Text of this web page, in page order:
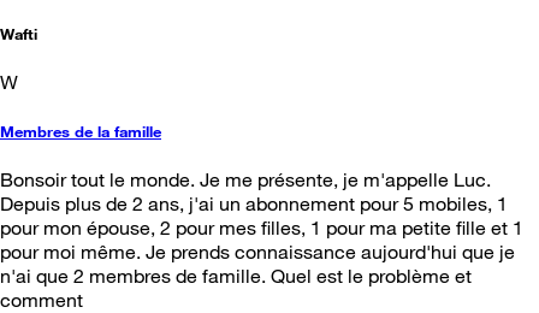
Wafti
W
Membres de la famille
Bonsoir tout le monde. Je me présente, je m'appelle Luc.
Depuis plus de 2 ans, j'ai un abonnement pour 5 mobiles, 1
pour mon épouse, 2 pour mes filles, 1 pour ma petite fille et 1
pour moi même. Je prends connaissance aujourd'hui que je
n'ai que 2 membres de famille. Quel est le problème et
comment